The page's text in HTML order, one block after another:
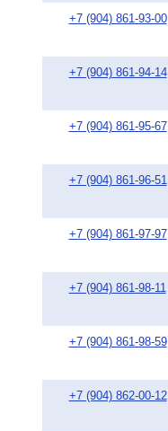
+7 (904) 861-93-00
+7 (904) 861-94-14
+7 (904) 861-95-67
+7 (904) 861-96-51
+7 (904) 861-97-97
+7 (904) 861-98-11
+7 (904) 861-98-59
+7 (904) 862-00-12